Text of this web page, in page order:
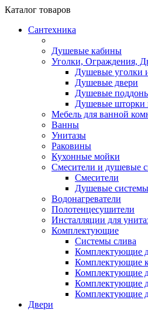
Каталог товаров
Сантехника
Душевые кабины
Уголки, Ограждения,
Душевые уголки
Душевые двери
Душевые
Душевые шторки
Мебель для ванной
Ванны
Унитазы
Раковины
Кухонные мойки
Смесители и душевые
Смесители
Душевые системы
Водонагреватели
Полотенцесушители
Инсталляции для
Комплектующие
Системы слива
Комплектующие
Комплектующие
Комплектующие
Комплектующие
Комплектующие
Двери